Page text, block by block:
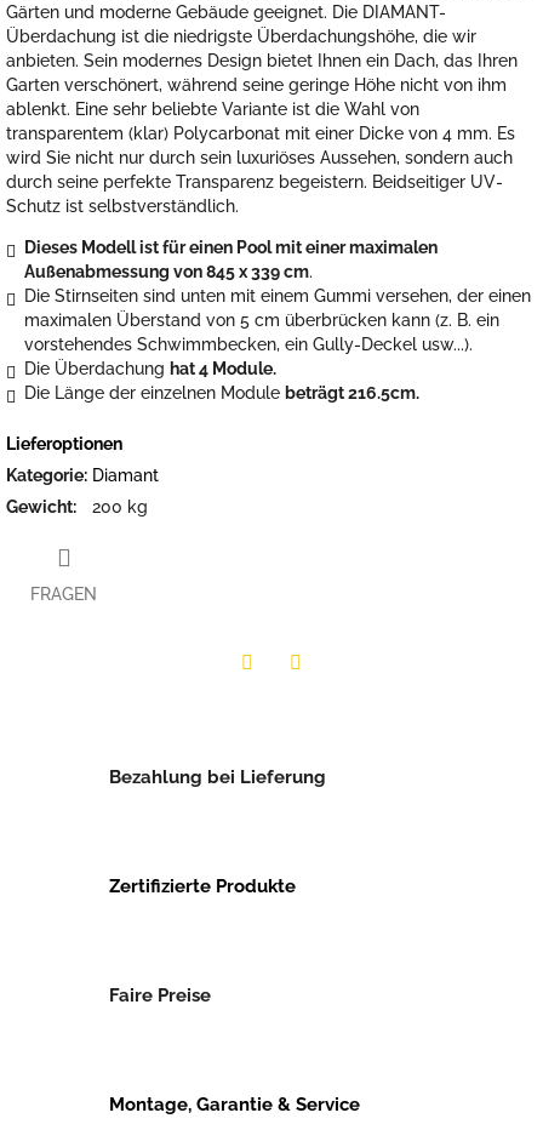
Gärten und moderne Gebäude geeignet. Die DIAMANT-
Überdachung ist die niedrigste Überdachungshöhe, die wir
anbieten. Sein modernes Design bietet Ihnen ein Dach, das Ihren
Garten verschönert, während seine geringe Höhe nicht von ihm
ablenkt. Eine sehr beliebte Variante ist die Wahl von
transparentem (klar) Polycarbonat mit einer Dicke von 4 mm. Es
wird Sie nicht nur durch sein luxuriöses Aussehen, sondern auch
durch seine perfekte Transparenz begeistern. Beidseitiger UV-
Schutz ist selbstverständlich.
Dieses Modell ist für einen Pool mit einer maximalen
Außenabmessung von 845 x 339 cm.
Die Stirnseiten sind unten mit einem Gummi versehen, der einen
maximalen Überstand von 5 cm überbrücken kann (z. B. ein
vorstehendes Schwimmbecken, ein Gully-Deckel usw...).
Die Überdachung hat 4 Module.
Die Länge der einzelnen Module beträgt 216.5cm.
Lieferoptionen
Kategorie: Diamant
Gewicht: 200 kg
FRAGEN
Bezahlung bei Lieferung
Zertifizierte Produkte
Faire Preise
Montage, Garantie & Service